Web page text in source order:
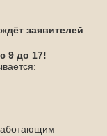
заявителей
9 до 17!